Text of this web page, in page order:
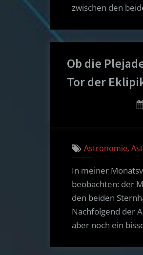
zwischen den
Ob die
Tor der
Astronomie,
In meiner
beobachten: der
den beiden
Nachfolgend der
aber noch ein